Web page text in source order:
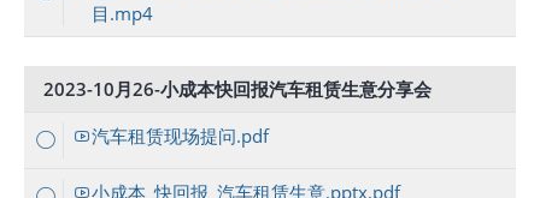
目.mp4
2023-10月26-小成本快回报汽车租赁生意分享会
汽车租赁现场提问.pdf
小成本_快回报_汽车租赁生意.pptx.pdf